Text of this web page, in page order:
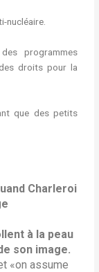
nucléaire.
programmes
droits pour la
que des petits
Charleroi
à la peau
son image.
«on assume